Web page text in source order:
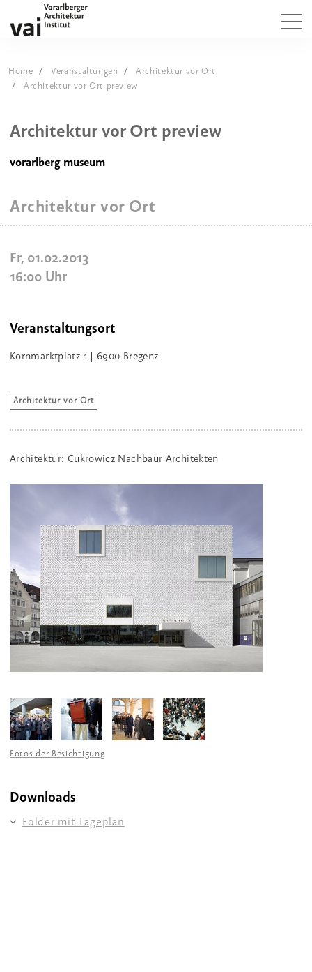
Home Veranstaltungen
Architektur vor Ort
Architektur vor Ort preview
Architektur vor Ort preview
vorarlberg museum
Architektur vor Ort
Fr, 01.02.2013
16:00 Uhr
Veranstaltungsort
Kornmarktplatz 1 | 6900 Bregenz
Architektur vor Ort
Architektur: Cukrowicz Nachbaur Architekten
Fotos der Besichtigung
Downloads
Folder mit Lageplan